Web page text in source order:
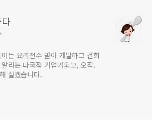
는 요리전수 받아 개발하고 건희
리는 다국적 기업가되고, 오직.
살겠습니다.